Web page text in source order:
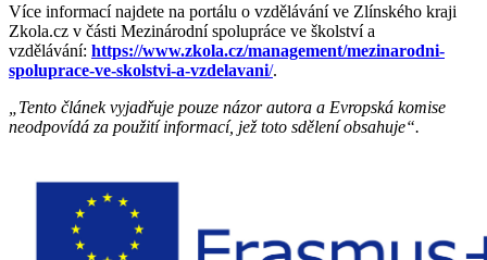
Více informací najdete na portálu o vzdělávání ve Zlínského kraji
Zkola.cz v části Mezinárodní spolupráce ve školství a
vzdělávání: https://www.zkola.cz/management/mezinarodni-
spoluprace-ve-skolstvi-a-vzdelavani/.
„Tento článek vyjadřuje pouze názor autora a Evropská komise
neodpovídá za použití informací, jež toto sdělení obsahuje“.